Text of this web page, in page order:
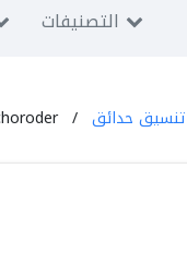
التصنيفات
تنسيق حدائق